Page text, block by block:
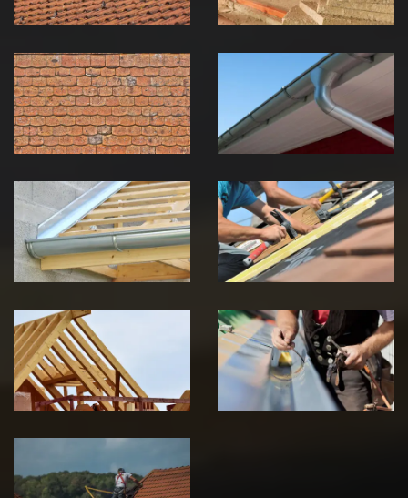
démoussage de
toiture 39
Jura
pose de
gouttière 39
Jura
Pose de
Chéneau 39
Jura
Réparation de
toiture 39
Jura
Traitement de
charpente 39
Jura
Travaux de
zinguerie 39
Jura
Urgence fuite
de toiture 39